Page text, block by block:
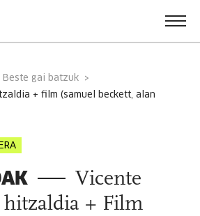
Beste gai batzuk
Vicente
+ Film